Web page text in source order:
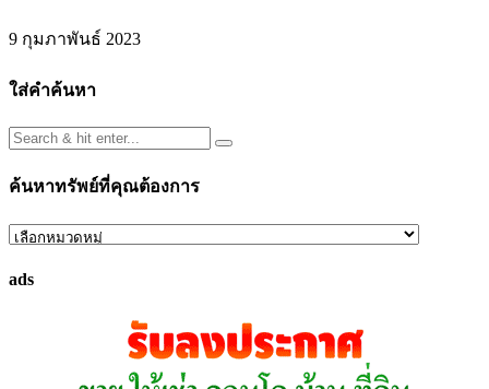
9 กุมภาพันธ์ 2023
ใส่คำค้นหา
ค้นหาทรัพย์ที่คุณต้องการ
ค้นหา
ที่
ads